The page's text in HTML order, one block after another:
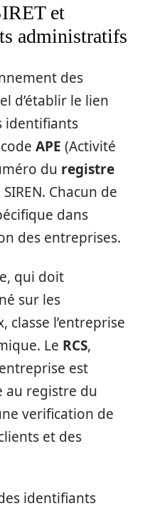
et
administratifs
des
d’établir le lien
identifiants
APE (Activité
du registre
SIREN. Chacun de
dans
des entreprises.
qui doit
sur les
classe l’entreprise
Le RCS,
est
au registre du
verification de
et des
identifiants